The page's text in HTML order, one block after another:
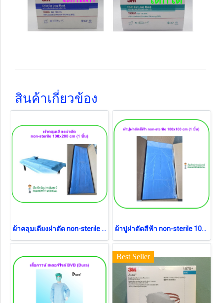
สินค้าเกี่ยวข้อง
ผ้าคลุมเตียงผ่าตัด non-sterile 100x200 cm (1 ชิ้น) ผ้าปูผ่าตัดสีฟ้า non-sterile 100x100 cm (1 ชิ้น)
Best Seller